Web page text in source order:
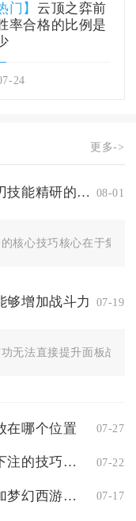
门】 云顶之弈前
率合格的比例是
24
更多->
能否分享一些关于影之刃技能精研的技巧 08-01
核心技巧核心在于集中
够增加战斗力 07-19
无法直接提升面板战斗
在哪个位置 07-27
少年三国志赤壁游戏中下注的技巧有哪些 07-22
有没有什么技巧可以增加梦幻西游法术伤害 07-17